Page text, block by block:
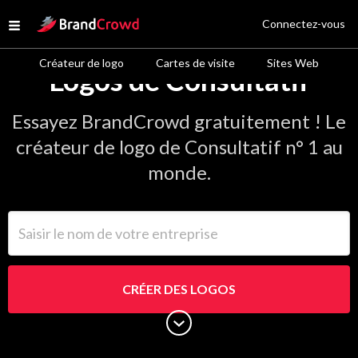
Open menu
Site Logo
Créateur de logo Cartes de visite Sites Web
Connectez-vous
Logos de Consultatif
Essayez BrandCrowd gratuitement ! Le
créateur de logo de Consultatif n° 1 au
monde.
CRÉER DES LOGOS